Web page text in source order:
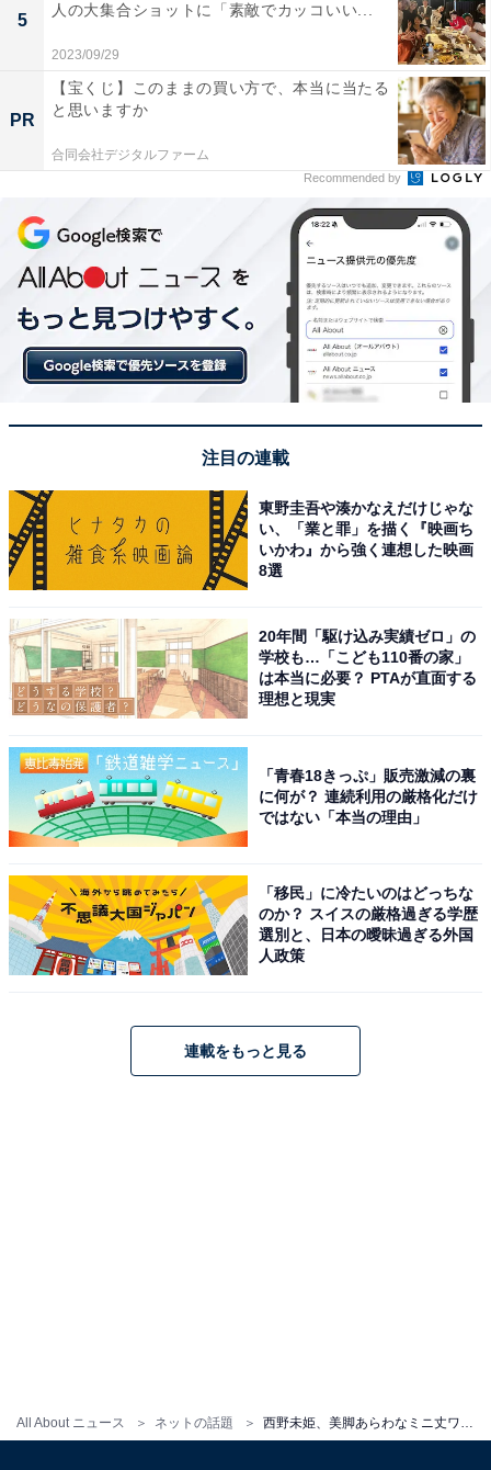
All About ニュース ネットの話題
5
人の大集合ショットに「素敵でカッコいい...
2023/09/29
PR
【宝くじ】このままの買い方で、本当に当たる
と思いますか
合同会社デジタルファーム
Recommended by
注目の連載
東野圭吾や湊かなえだけじゃな
い、「業と罪」を描く『映画ち
いかわ』から強く連想した映画
8選
20年間「駆け込み実績ゼロ」の
学校も…「こども110番の家」
は本当に必要？ PTAが直面する
理想と現実
「青春18きっぷ」販売激減の裏
に何が？ 連続利用の厳格化だけ
ではない「本当の理由」
「移民」に冷たいのはどっちな
のか？ スイスの厳格過ぎる学歴
選別と、日本の曖昧過ぎる外国
人政策
連載をもっと見る